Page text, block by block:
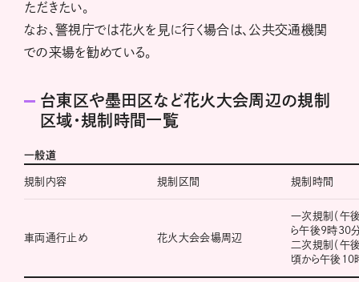
ただきたい。
なお、警視庁では花火を見に行く場合は、公共交通機関
での来場を勧めている。
台東区や墨田区など花火大会周辺の規制
区域・規制時間一覧
一般道
規制内容 規制区間 規制時間
車両通行止め 花火大会会場周辺
一次規制（午
ら午後9時30
二次規制（午
頃から午後10